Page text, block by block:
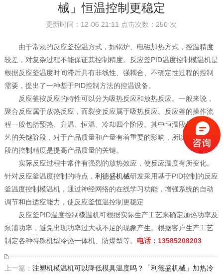
械」恒温控制更稳定
更新时间：12-06 21:11 点击次数：250 次
由于常规的反应釜控温方式，如锅炉、电磁加热方式，控温精度
较差，对复杂过程不能保证其控制精度。反应釜PID温度控制模温机是
根据反应釜温度时间滞后具有非线性、强耦合、不确定性过程的控制
需要，提出了一种基于PID控制方法的控温设备。
反应釜按反应的特性可以分为吸热反应和放热反应。一般来说，
聚合反应属于放热反应，而裂变反应属于吸热反应。反应釜的操作流
程一般包括预热、升温、恒温、冷却四个阶段。其中恒温段是反映工
艺的关键阶段，对于产品质量和产量有着重要的影响，所以提高恒温
段的控制精度是提高产品质量的关键。
实际反应过程中常伴有强烈的放热效应，使反应温度有所变化。
针对反应釜温度控制的特点， 利德盛机械研发采用基于PID控制的反应
釜温度控制模温机，通过神经网络的在线学习功能，增强系统的自动
调节和自适应能力，使反应釜恒温控制更稳定
反应釜PID温度控制模温机可根据实际生产工艺来确定加热功率及
泵浦功率，避免出现功率过大或不足的现象产生。根据客户生产工艺
制定各种特殊机型冷热一体机、防爆型等。 电话：13585208203
上一篇： 注塑机模温机可以降低模具温度吗？「利德盛机械」加热冷